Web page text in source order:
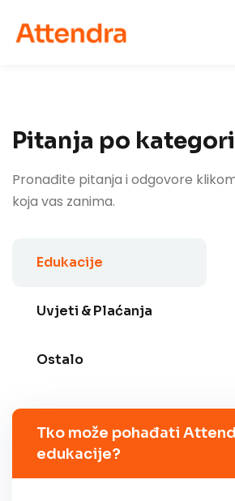
Pitanja po
Pronađite pitanja i odgovore
koja vas zanima.
Edukacije
Uvjeti & Plaćanja
Ostalo
Tko može pohađati
edukacije?
Sign in